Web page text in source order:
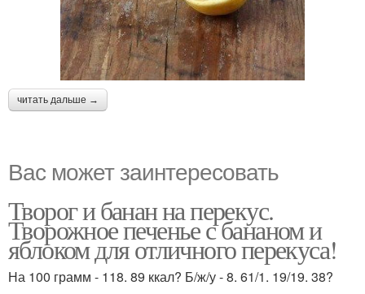
читать дальше →
Вас может заинтересовать
Творог и банан на перекус.
Творожное печенье с бананом и
яблоком для отличного перекуса!
На 100 грамм - 118. 89 ккал? Б/ж/у - 8. 61/1. 19/19. 38?